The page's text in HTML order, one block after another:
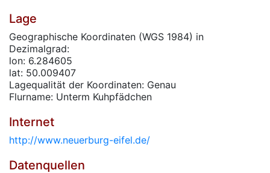
Lage
Geographische Koordinaten (WGS 1984) in
Dezimalgrad:
lon: 6.284605
lat: 50.009407
Lagequalität der Koordinaten: Genau
Flurname: Unterm Kuhpfädchen
Internet
http://www.neuerburg-eifel.de/
Datenquellen